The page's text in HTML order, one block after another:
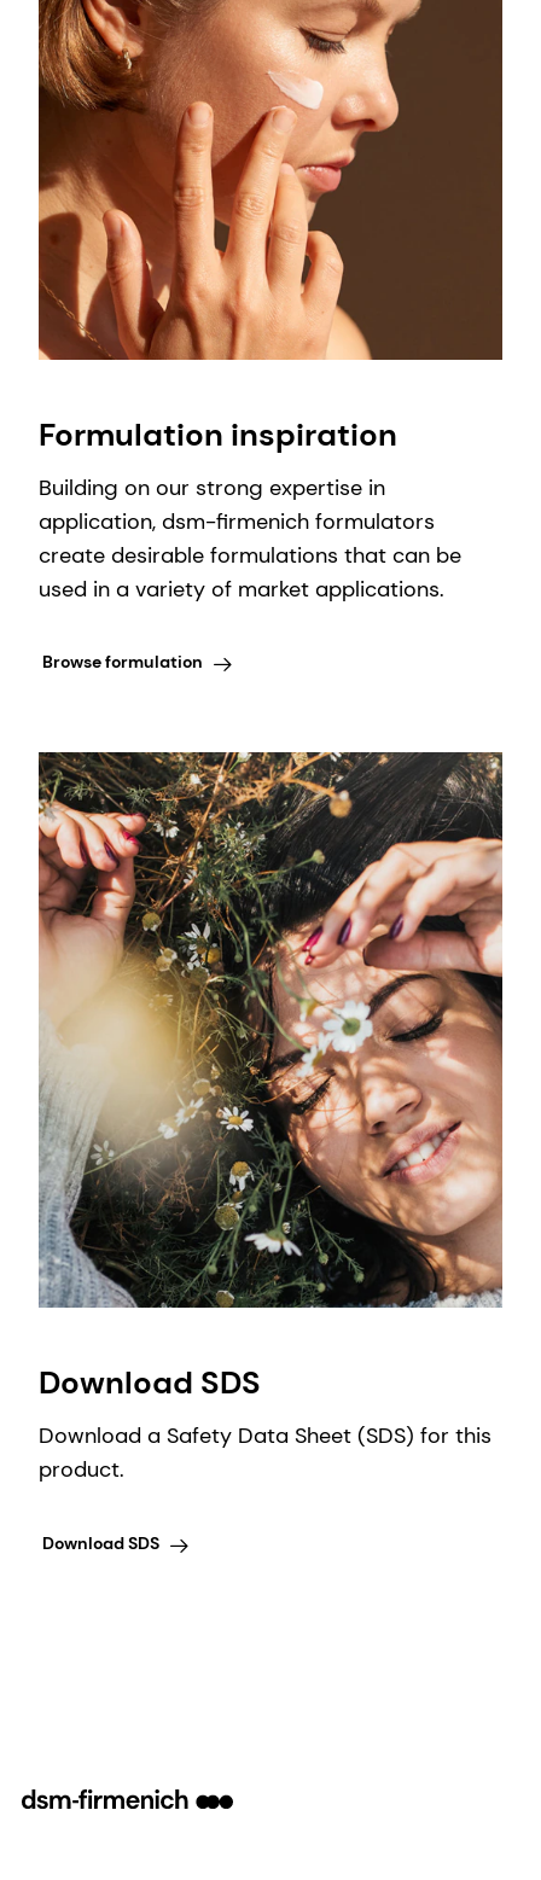
Formulation inspiration
Building on our strong expertise in
application, dsm-firmenich formulators
create desirable formulations that can be
used in a variety of market applications.
Browse formulation
Download SDS
Download a Safety Data Sheet (SDS) for this
product.
Download SDS